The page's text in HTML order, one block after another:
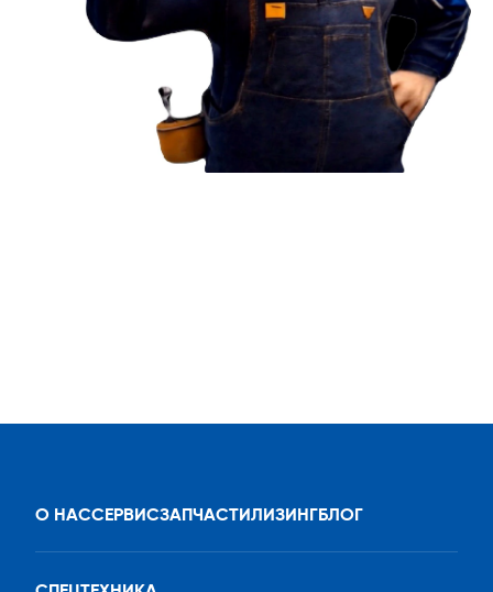
О НАССЕРВИСЗАПЧАСТИЛИЗИНГБЛОГ